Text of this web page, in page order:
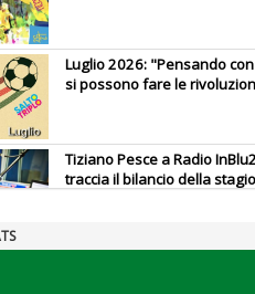
Luglio 2026: "Pensando
si possono fare le
Tiziano Pesce a Radio
traccia il bilancio della
Ddl Lobby, Uisp: “Il